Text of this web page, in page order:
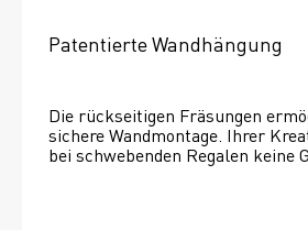
Patentierte Wandhängung
Die rückseitigen Fräsungen
sichere Wandmontage. Ihrer
bei schwebenden Regalen keine